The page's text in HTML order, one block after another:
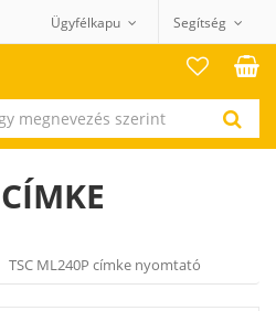
Ügyfélkapu Segítség
TSC ML240P címke nyomtató